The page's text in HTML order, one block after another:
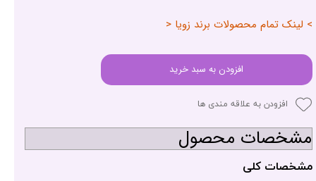
> لینک تمام محصولات برند زویا <
افزودن به سبد خرید
افزودن به علاقه مندی ها
مشخصات محصول
مشخصات کلی